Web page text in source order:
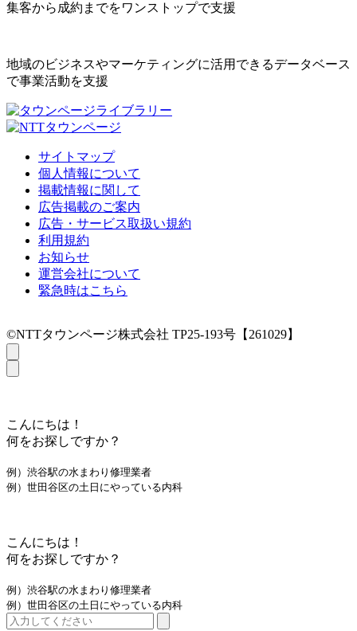
集客から成約までをワンストップで支援
地域のビジネスやマーケティングに活用できるデータベース
で事業活動を支援
サイトマップ
個人情報について
掲載情報に関して
広告掲載のご案内
広告・サービス取扱い規約
利用規約
お知らせ
運営会社について
緊急時はこちら
©NTTタウンページ株式会社 TP25-193号【261029】
こんにちは！
何をお探しですか？
例）渋谷駅の水まわり修理業者
例）世田谷区の土日にやっている内科
こんにちは！
何をお探しですか？
例）渋谷駅の水まわり修理業者
例）世田谷区の土日にやっている内科